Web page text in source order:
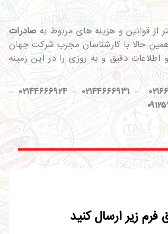
از قوانین و هزینه های مربوط به صادرات
حالا با کارشناسان مجرب شرکت جهان
اطلاعات دقیق و به روزی را در این زمینه
– ۰۲۱۴۴۶۶۶۹۳۱ – ۰۲۱۴۴۶۶۶۹۲۴ –
فرم زیر ارسال کنید